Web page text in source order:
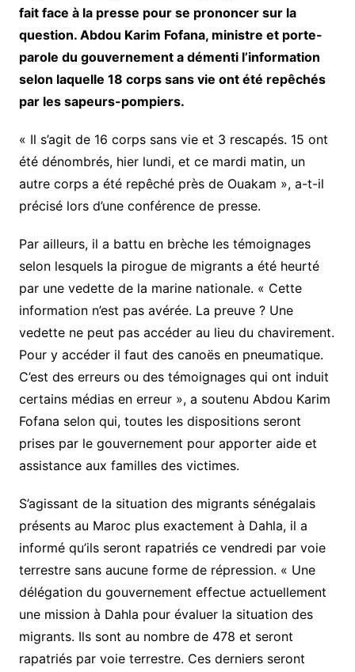
fait face à la presse pour se prononcer sur la
question. Abdou Karim Fofana, ministre et porte-
parole du gouvernement a démenti l’information
selon laquelle 18 corps sans vie ont été repêchés
par les sapeurs-pompiers.
« Il s’agit de 16 corps sans vie et 3 rescapés. 15 ont
été dénombrés, hier lundi, et ce mardi matin, un
autre corps a été repêché près de Ouakam », a-t-il
précisé lors d’une conférence de presse.
Par ailleurs, il a battu en brèche les témoignages
selon lesquels la pirogue de migrants a été heurté
par une vedette de la marine nationale. « Cette
information n’est pas avérée. La preuve ? Une
vedette ne peut pas accéder au lieu du chavirement.
Pour y accéder il faut des canoës en pneumatique.
C’est des erreurs ou des témoignages qui ont induit
certains médias en erreur », a soutenu Abdou Karim
Fofana selon qui, toutes les dispositions seront
prises par le gouvernement pour apporter aide et
assistance aux familles des victimes.
S’agissant de la situation des migrants sénégalais
présents au Maroc plus exactement à Dahla, il a
informé qu’ils seront rapatriés ce vendredi par voie
terrestre sans aucune forme de répression. « Une
délégation du gouvernement effectue actuellement
une mission à Dahla pour évaluer la situation des
migrants. Ils sont au nombre de 478 et seront
rapatriés par voie terrestre. Ces derniers seront